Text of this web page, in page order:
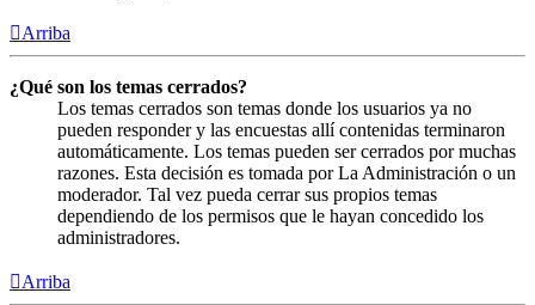
Arriba
¿Qué son los temas cerrados?
Los temas cerrados son temas donde los usuarios ya no
pueden responder y las encuestas allí contenidas terminaron
automáticamente. Los temas pueden ser cerrados por muchas
razones. Esta decisión es tomada por La Administración o un
moderador. Tal vez pueda cerrar sus propios temas
dependiendo de los permisos que le hayan concedido los
administradores.
Arriba